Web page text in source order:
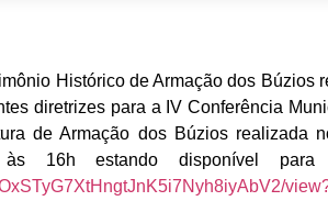
Histórico de Armação dos Búzios
diretrizes para a IV Conferência
de Armação dos Búzios
16h estando disponível